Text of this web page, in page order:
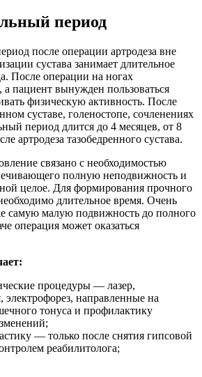
период
после операции артродеза вне
сустава занимает длительное
После операции на ногах
а пациент вынужден пользоваться
физическую активность. После
суставе, голеностопе, сочленениях
период длится до 4 месяцев, от 8
артродеза тазобедренного сустава.
связано с необходимостью
полную неподвижность и
целое. Для формирования прочного
длительное время. Очень
самую малую подвижность до полного
операция может оказаться
процедуры — лазер,
электрофорез, направленные на
тонуса и профилактику
— только после снятия гипсовой
реабилитолога;